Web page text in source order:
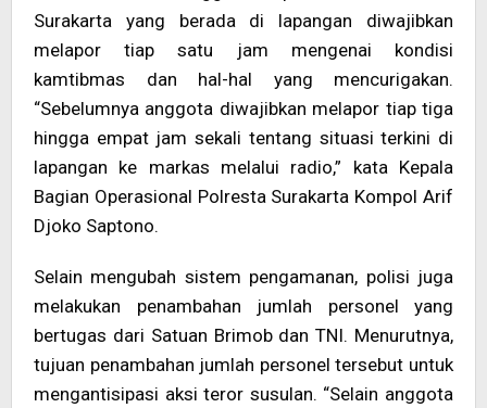
Surakarta yang berada di lapangan diwajibkan
melapor tiap satu jam mengenai kondisi
kamtibmas dan hal-hal yang mencurigakan.
“Sebelumnya anggota diwajibkan melapor tiap tiga
hingga empat jam sekali tentang situasi terkini di
lapangan ke markas melalui radio,” kata Kepala
Bagian Operasional Polresta Surakarta Kompol Arif
Djoko Saptono.
Selain mengubah sistem pengamanan, polisi juga
melakukan penambahan jumlah personel yang
bertugas dari Satuan Brimob dan TNI. Menurutnya,
tujuan penambahan jumlah personel tersebut untuk
mengantisipasi aksi teror susulan. “Selain anggota